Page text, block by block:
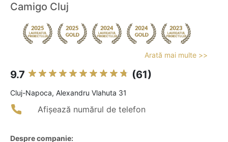
Camigo Cluj
Arată mai multe >>
9.7 (61)
Cluj-Napoca, Alexandru Vlahuta 31
Afișează numărul de telefon
Despre companie: